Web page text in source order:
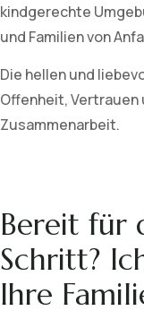
kindgerechte
und Familien von
Die hellen und
Offenheit,
Zusammenarbeit.
Bereit für
Schritt?
Ihre